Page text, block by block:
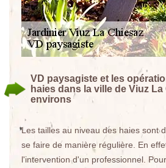
VD paysagiste et les
haies dans la ville de Viuz
environs
Les tailles au niveau des haies sont
se faire de manière régulière. En
l'intervention d'un professionnel.